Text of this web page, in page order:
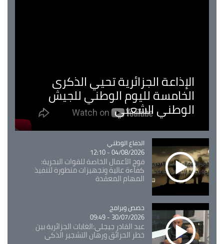
الإذاعة الجزائرية تحيي الذكرى
الخامسة لليوم الوطني للجيش
الوطني الشعبي
Catégorie
الدفاع الوطني
04/08/2026 - 12:10
فوج الأعمال الخاصة للقوات البحرية:
كفاءة عالية وتجهيزات متطورة لتنفيذ
المهام المعقدة
Catégorie
حصص وبرامج
30/07/2026 - 09:49
عبد القادر جيجلي:الغابات الجزائرية بين
خطر الحرائق ورهان التشجير الذكي